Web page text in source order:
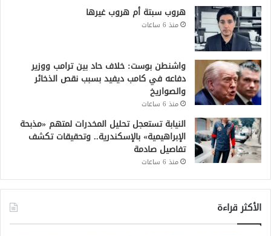
هروب سبتة أم هروب غيرها
منذ 6 ساعات
واشنطن بوست: خلاف حاد بين ترامب ووزير
دفاعه في كامب ديفيد بسبب نقص الذخائر
والصواريخ
منذ 6 ساعات
النيابة تستعجل تحليل المخدرات لمتهم «مذبحة
الإبراهيمية» بالإسكندرية.. وتحقيقات تكشف
تفاصيل صادمة
منذ 6 ساعات
الأكثر قراءة